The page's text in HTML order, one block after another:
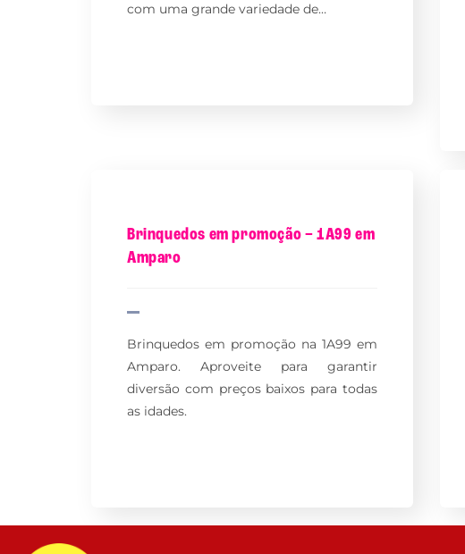
com uma grande variedade de…
Brinquedos em promoção – 1A99 em
Amparo
Brinquedos em promoção na 1A99 em
Amparo. Aproveite para garantir
diversão com preços baixos para todas
as idades.